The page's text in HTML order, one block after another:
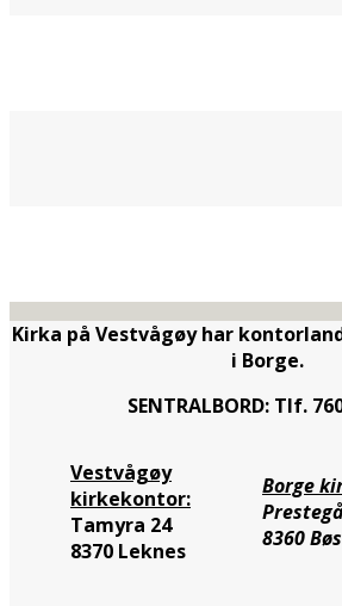
Kirka på Vestvågøy har
i Borge.
SENTRALBORD: Tlf.
Vestvågøy
kirkekontor:
Tamyra 24
8370 Leknes
Borge
8360